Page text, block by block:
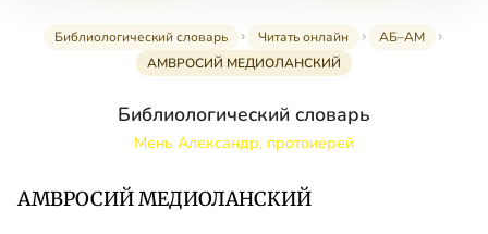
Библиологический словарь Читать онлайн
АБ–АМ
АМВРОСИЙ МЕДИОЛАНСКИЙ
Библиологический словарь
Мень Александр, протоиерей
АМВРОСИЙ МЕДИОЛАНСКИЙ